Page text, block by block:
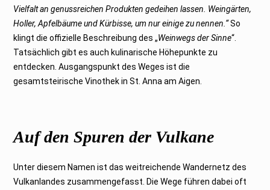
Vielfalt an genussreichen Produkten gedeihen lassen. Weingärten,
Holler, Apfelbäume und Kürbisse, um nur einige zu nennen.“So
klingt die offizielle Beschreibung des „Weinwegs der Sinne“.
Tatsächlich gibt es auch kulinarische Höhepunkte zu
entdecken. Ausgangspunkt des Weges ist die
gesamtsteirische Vinothek in St. Anna am Aigen.
Auf den Spuren der Vulkane
Unter diesem Namen ist das weitreichende Wandernetz des
Vulkanlandes zusammengefasst. Die Wege führen dabei oft